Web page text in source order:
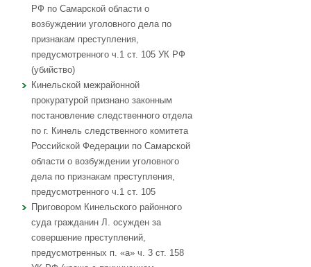
РФ по Самарской области о
возбуждении уголовного дела по
признакам преступления,
предусмотренного ч.1 ст. 105 УК РФ
(убийство)
Кинельской межрайонной
прокуратурой признано законным
постановление следственного отдела
по г. Кинель следственного комитета
Российской Федерации по Самарской
области о возбуждении уголовного
дела по признакам преступления,
предусмотренного ч.1 ст. 105
Приговором Кинельского районного
суда гражданин Л. осужден за
совершение преступлений,
предусмотренных п. «а» ч. 3 ст. 158